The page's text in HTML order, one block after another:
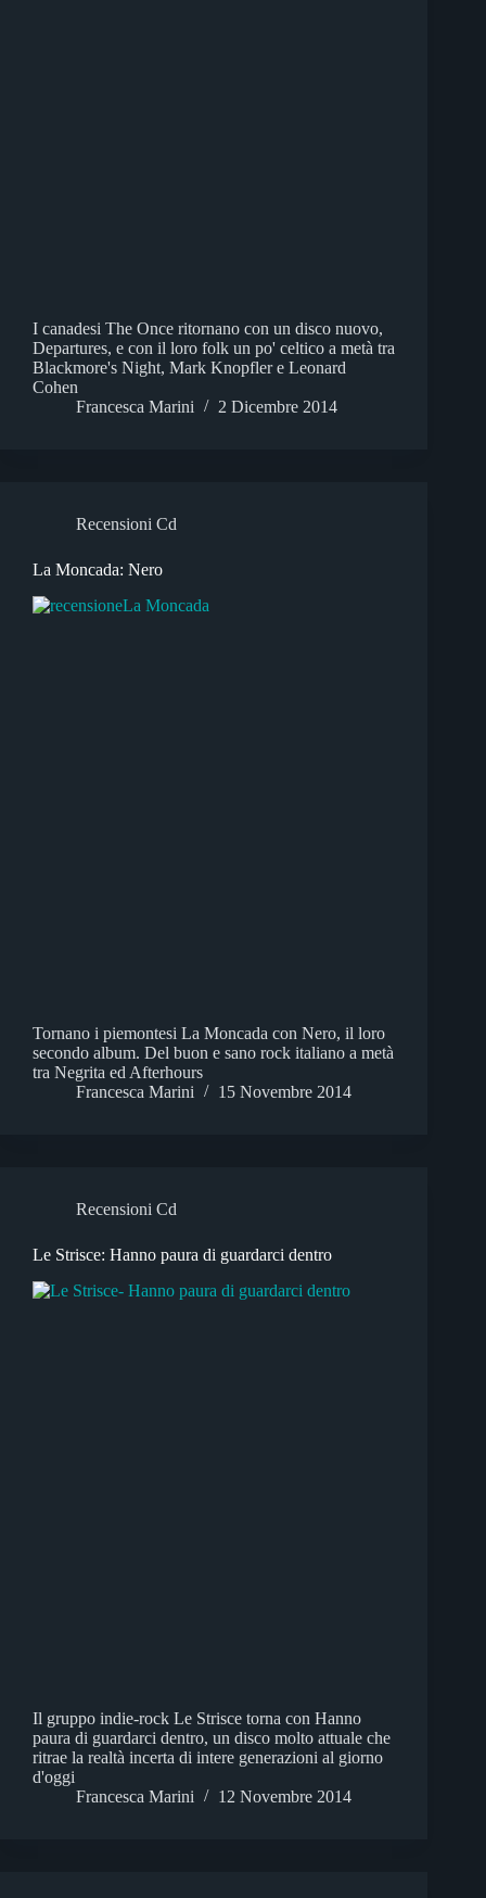
I canadesi The Once ritornano con un disco nuovo,
Departures, e con il loro folk un po' celtico a metà tra
Blackmore's Night, Mark Knopfler e Leonard
Cohen
Francesca Marini
2 Dicembre 2014
Recensioni Cd
La Moncada: Nero
Tornano i piemontesi La Moncada con Nero, il loro
secondo album. Del buon e sano rock italiano a metà
tra Negrita ed Afterhours
Francesca Marini
15 Novembre 2014
Recensioni Cd
Le Strisce: Hanno paura di guardarci dentro
Il gruppo indie-rock Le Strisce torna con Hanno
paura di guardarci dentro, un disco molto attuale che
ritrae la realtà incerta di intere generazioni al giorno
d'oggi
Francesca Marini
12 Novembre 2014